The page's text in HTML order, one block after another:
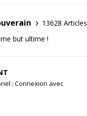
13628 Articles
but ultime !
: Connexion avec